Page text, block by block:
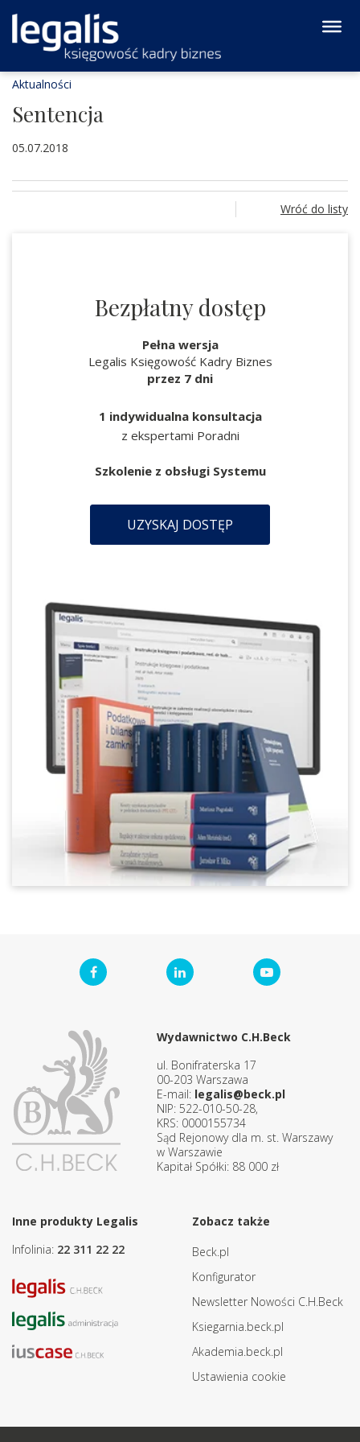
Aktualności
Sentencja
05.07.2018
Wróć do listy
Bezpłatny dostęp
Pełna wersja
Legalis Księgowość Kadry Biznes
przez 7 dni
1 indywidualna konsultacja
z ekspertami Poradni
Szkolenie z obsługi Systemu
UZYSKAJ DOSTĘP
Wydawnictwo C.H.Beck
ul. Bonifraterska 17
00-203 Warszawa
E-mail: legalis@beck.pl
NIP: 522-010-50-28,
KRS: 0000155734
Sąd Rejonowy dla m. st. Warszawy
w Warszawie
Kapitał Spółki: 88 000 zł
Inne produkty Legalis
Infolinia: 22 311 22 22
Zobacz także
Beck.pl
Konfigurator
Newsletter Nowości C.H.Beck
Ksiegarnia.beck.pl
Akademia.beck.pl
Ustawienia cookie